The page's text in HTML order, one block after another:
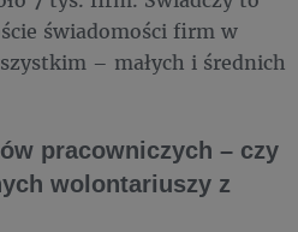
świadomości firm w
– małych i średnich
pracowniczych – czy
wolontariuszy z